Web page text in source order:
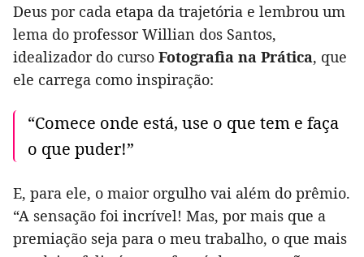
Deus por cada etapa da trajetória e lembrou um
lema do professor Willian dos Santos,
idealizador do curso Fotografia na Prática, que
ele carrega como inspiração:
“Comece onde está, use o que tem e faça
o que puder!”
E, para ele, o maior orgulho vai além do prêmio.
“A sensação foi incrível! Mas, por mais que a
premiação seja para o meu trabalho, o que mais